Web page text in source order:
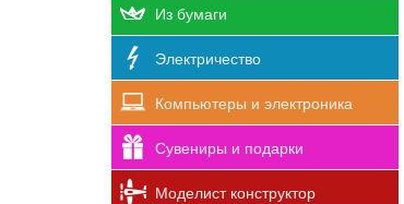
Из бумаги
Электричество
Компьютеры и электроника
Сувениры и подарки
Моделист конструктор